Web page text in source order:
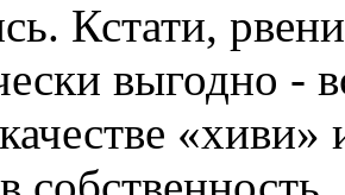
Кстати,
выгодно -